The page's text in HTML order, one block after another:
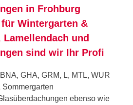
in Frohburg
Wintergarten &
und
sind wir Ihr Profi
GHA, GRM, L, MTL, WUR
ebenso wie